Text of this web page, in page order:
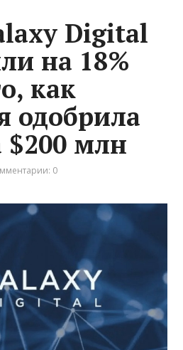
Digital
на 18%
как
одобрила
млн
0